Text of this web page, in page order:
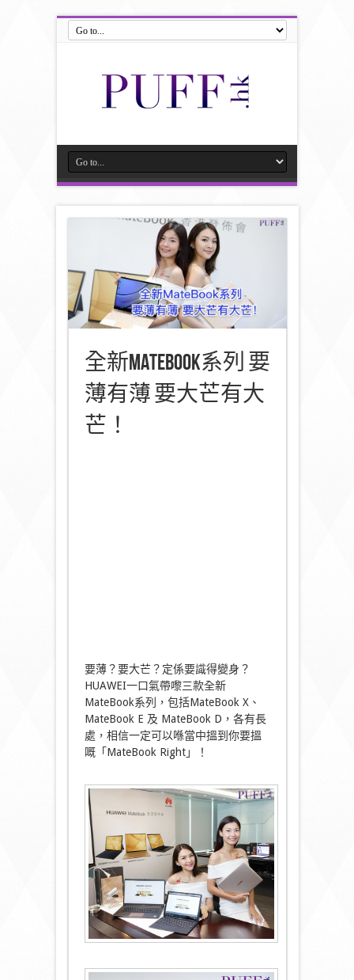
全新MateBook系列 要
薄有薄 要大芒有大
芒！
要薄？要大芒？定係要識得變身？
HUAWEI一口氣帶嚟三款全新
MateBook系列，包括MateBook X、
MateBook E 及 MateBook D，各有長
處，相信一定可以喺當中搵到你要搵
嘅「MateBook Right」！